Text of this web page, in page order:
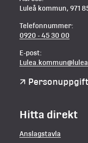
Luleå kommun, 971
Telefonnummer:
0920 - 45 30 00
E-post:
Hitta direkt
Anslagstavla